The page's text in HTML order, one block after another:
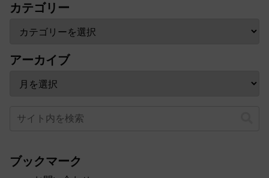
カテゴリー
アーカイブ
ブックマーク